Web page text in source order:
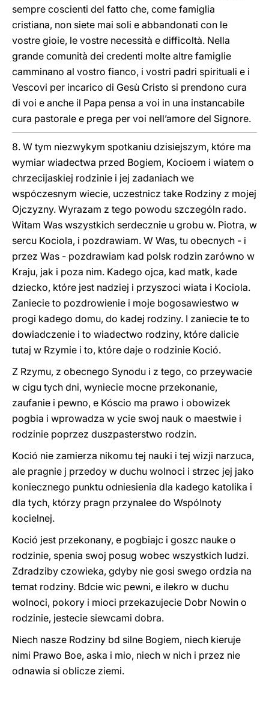
sempre coscienti del fatto che, come famiglia
cristiana, non siete mai soli e abbandonati con le
vostre gioie, le vostre necessità e difficoltà. Nella
grande comunità dei credenti molte altre famiglie
camminano al vostro fianco, i vostri padri spirituali e i
Vescovi per incarico di Gesù Cristo si prendono cura
di voi e anche il Papa pensa a voi in una instancabile
cura pastorale e prega per voi nell’amore del Signore.
8. W tym niezwykym spotkaniu dzisiejszym, które ma
wymiar wiadectwa przed Bogiem, Kocioem i wiatem o
chrzecijaskiej rodzinie i jej zadaniach we
wspóczesnym wiecie, uczestnicz take Rodziny z mojej
Ojczyzny. Wyrazam z tego powodu szczególn rado.
Witam Was wszystkich serdecznie u grobu w. Piotra, w
sercu Kociola, i pozdrawiam. W Was, tu obecnych - i
przez Was - pozdrawiam kad polsk rodzin zarówno w
Kraju, jak i poza nim. Kadego ojca, kad matk, kade
dziecko, które jest nadziej i przyszoci wiata i Kociola.
Zaniecie to pozdrowienie i moje bogosawiestwo w
progi kadego domu, do kadej rodziny. I zaniecie te to
dowiadczenie i to wiadectwo rodziny, które dalicie
tutaj w Rzymie i to, które daje o rodzinie Koció.
Z Rzymu, z obecnego Synodu i z tego, co przeywacie
w cigu tych dni, wyniecie mocne przekonanie,
zaufanie i pewno, e Kóscio ma prawo i obowizek
pogbia i wprowadza w ycie swoj nauk o maestwie i
rodzinie poprzez duszpasterstwo rodzin.
Koció nie zamierza nikomu tej nauki i tej wizji narzuca,
ale pragnie j przedoy w duchu wolnoci i strzec jej jako
koniecznego punktu odniesienia dla kadego katolika i
dla tych, którzy pragn przynalee do Wspólnoty
kocielnej.
Koció jest przekonany, e pogbiajc i goszc nauke o
rodzinie, spenia swoj posug wobec wszystkich ludzi.
Zdradziby czowieka, gdyby nie gosi swego ordzia na
temat rodziny. Bdcie wic pewni, e ilekro w duchu
wolnoci, pokory i mioci przekazujecie Dobr Nowin o
rodzinie, jestecie siewcami dobra.
Niech nasze Rodziny bd silne Bogiem, niech kieruje
nimi Prawo Boe, aska i mio, niech w nich i przez nie
odnawia si oblicze ziemi.